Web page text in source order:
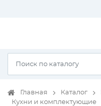
Главная Каталог
Кухни и комплектующие